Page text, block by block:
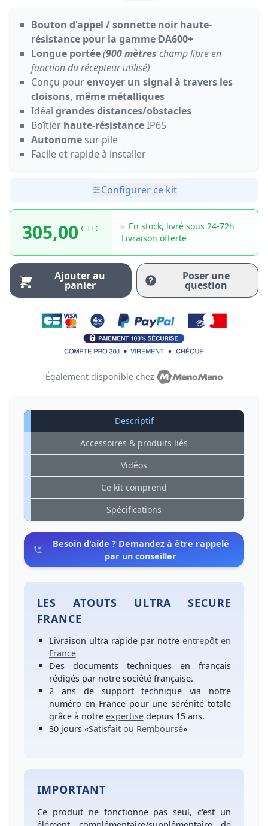
Bouton d'appel / sonnette noir haute-
résistance pour la gamme DA600+
Longue portée(900 mètres champ libre en
fonction du récepteur utilisé)
Conçu pourenvoyer un signal à travers les
cloisons, même métalliques
Idéal grandes distances/obstacles
Boîtier haute-résistanceIP65
Autonome sur pile
Facile et rapide à installer
Configurer ce kit
305,00 € TTC
En stock, livré sous 24-72h
Livraison offerte
Ajouter au
panier
Poser une
question
Également disponible chez
Descriptif
Accessoires & produits liés
Vidéos
Ce kit comprend
Spécifications
Besoin d'aide ? Demandez à être rappelé
par un conseiller
LES ATOUTS ULTRA SECURE
FRANCE
Livraison ultra rapidepar notreentrepôt en
France
Des documents techniques en français
rédigés par notre société française.
2 ans de support technique via notre
numéro en Francepour unesérénité totale
grâce à notre expertisedepuis 15 ans.
30 jours «Satisfait ou Remboursé»
IMPORTANT
Ce produit ne fonctionne pas seul, c'est un